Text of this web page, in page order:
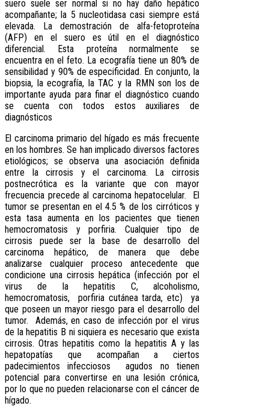
suero suele ser normal si no hay daño hepático
acompañante; la 5 nucleotidasa casi siempre está
elevada. La demostración de alfa-fetoproteína
(AFP) en el suero es útil en el diagnóstico
diferencial. Esta proteína normalmente se
encuentra en el feto. La ecografía tiene un 80% de
sensibilidad y 90% de especificidad. En conjunto, la
biopsia, la ecografía, la TAC y la RMN son los de
importante ayuda para finar el diagnóstico cuando
se cuenta con todos estos auxiliares de
diagnósticos
El carcinoma primario del hígado es más frecuente
en los hombres. Se han implicado diversos factores
etiológicos; se observa una asociación definida
entre la cirrosis y el carcinoma. La cirrosis
postnecrótica es la variante que con mayor
frecuencia precede al carcinoma hepatocelular. El
tumor se presentan en el 4.5 % de los cirróticos y
esta tasa aumenta en los pacientes que tienen
hemocromatosis y porfiria. Cualquier tipo de
cirrosis puede ser la base de desarrollo del
carcinoma hepático, de manera que debe
analizarse cualquier proceso antecedente que
condicione una cirrosis hepática (infección por el
virus de la hepatitis C, alcoholismo,
hemocromatosis, porfiria cutánea tarda, etc) ya
que poseen un mayor riesgo para el desarrollo del
tumor. Además, en caso de infección por el virus
de la hepatitis B ni siquiera es necesario que exista
cirrosis. Otras hepatitis como la hepatitis A y las
hepatopatías que acompañan a ciertos
padecimientos infecciosos agudos no tienen
potencial para convertirse en una lesión crónica,
por lo que no pueden relacionarse con el cáncer de
hígado.